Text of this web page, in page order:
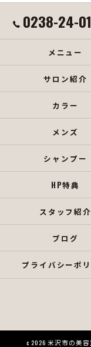
0238-24-
メニュー
サロン紹介
カラー
メンズ
シャンプー
HP特典
スタッフ紹介
ブログ
プライバシーポ
c 2026 米沢市の美容